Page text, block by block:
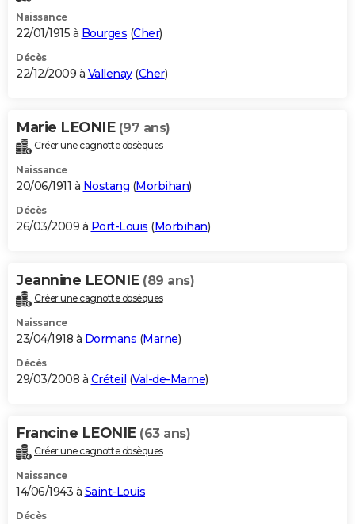
Naissance
22/01/1915 à Bourges (Cher)
Décès
22/12/2009 à Vallenay(Cher)
Marie LEONIE (97 ans)
Créer une cagnotte obsèques
Naissance
20/06/1911 à Nostang (Morbihan)
Décès
26/03/2009 à Port-Louis (Morbihan)
Jeannine LEONIE (89 ans)
Créer une cagnotte obsèques
Naissance
23/04/1918 à Dormans (Marne)
Décès
29/03/2008 à Créteil (Val-de-Marne)
Francine LEONIE (63 ans)
Créer une cagnotte obsèques
Naissance
14/06/1943 à Saint-Louis
Décès